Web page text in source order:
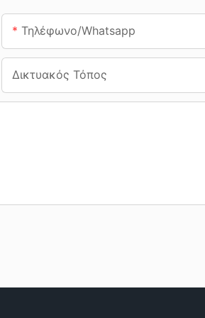
Τηλέφωνο/whatsapp
Δικτυακός Τόπος